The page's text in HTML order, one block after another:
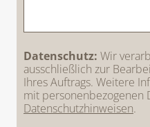
Datenschutz: Wir
ausschließlich zur
Ihres Auftrags. Weitere
mit personenbezogenen
Datenschutzhinweisen.